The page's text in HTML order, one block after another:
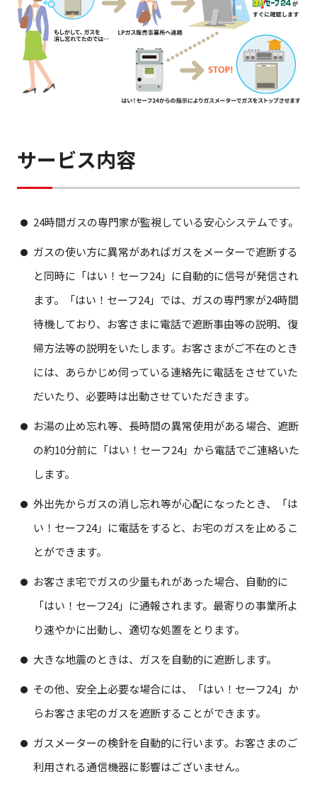
サービス内容
24時間ガスの専門家が監視している安心システムです。
ガスの使い方に異常があればガスをメーターで遮断する
と同時に「はい！セーフ24」に自動的に信号が発信され
ます。「はい！セーフ24」では、ガスの専門家が24時間
待機しており、お客さまに電話で遮断事由等の説明、復
帰方法等の説明をいたします。お客さまがご不在のとき
には、あらかじめ伺っている連絡先に電話をさせていた
だいたり、必要時は出動させていただきます。
お湯の止め忘れ等、長時間の異常使用がある場合、遮断
の約10分前に「はい！セーフ24」から電話でご連絡いた
します。
外出先からガスの消し忘れ等が心配になったとき、「は
い！セーフ24」に電話をすると、お宅のガスを止めるこ
とができます。
お客さま宅でガスの少量もれがあった場合、自動的に
「はい！セーフ24」に通報されます。最寄りの事業所よ
り速やかに出動し、適切な処置をとります。
大きな地震のときは、ガスを自動的に遮断します。
その他、安全上必要な場合には、「はい！セーフ24」か
らお客さま宅のガスを遮断することができます。
ガスメーターの検針を自動的に行います。お客さまのご
利用される通信機器に影響はございません。